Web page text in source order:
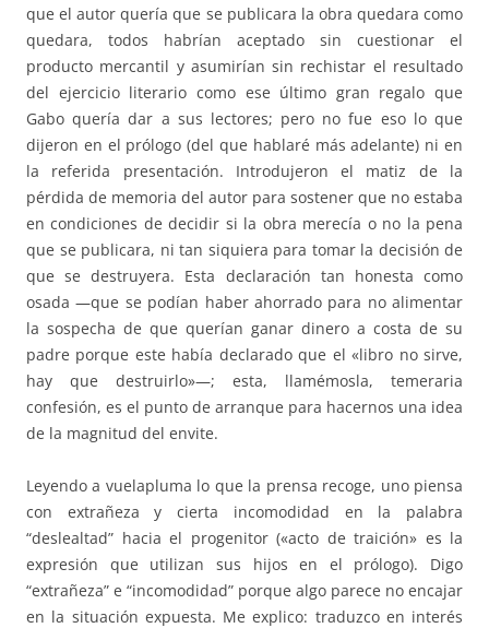
que el autor quería que se publicara la obra quedara como
quedara, todos habrían aceptado sin cuestionar el
producto mercantil y asumirían sin rechistar el resultado
del ejercicio literario como ese último gran regalo que
Gabo quería dar a sus lectores; pero no fue eso lo que
dijeron en el prólogo (del que hablaré más adelante) ni en
la referida presentación. Introdujeron el matiz de la
pérdida de memoria del autor para sostener que no estaba
en condiciones de decidir si la obra merecía o no la pena
que se publicara, ni tan siquiera para tomar la decisión de
que se destruyera. Esta declaración tan honesta como
osada —que se podían haber ahorrado para no alimentar
la sospecha de que querían ganar dinero a costa de su
padre porque este había declarado que el «libro no sirve,
hay que destruirlo»—; esta, llamémosla, temeraria
confesión, es el punto de arranque para hacernos una idea
de la magnitud del envite.
Leyendo a vuelapluma lo que la prensa recoge, uno piensa
con extrañeza y cierta incomodidad en la palabra
“deslealtad” hacia el progenitor («acto de traición» es la
expresión que utilizan sus hijos en el prólogo). Digo
“extrañeza” e “incomodidad” porque algo parece no encajar
en la situación expuesta. Me explico: traduzco en interés